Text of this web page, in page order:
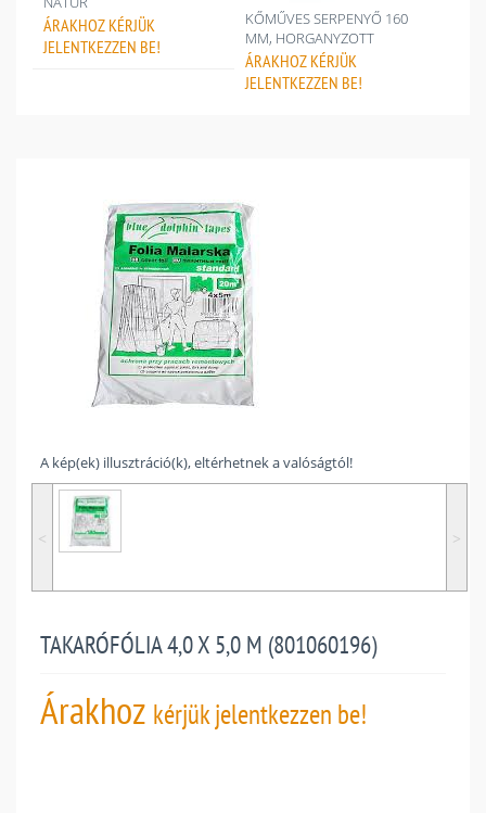
ÁRAKHOZ KÉRJÜK
JELENTKEZZEN BE!
KŐMŰVES SERPENYŐ 160
MM, HORGANYZOTT
ÁRAKHOZ KÉRJÜK
JELENTKEZZEN BE!
A kép(ek) illusztráció(k), eltérhetnek a valóságtól!
˂ ˃
TAKARÓFÓLIA 4,0 X 5,0 M (801060196)
Árakhoz kérjük jelentkezzen be!